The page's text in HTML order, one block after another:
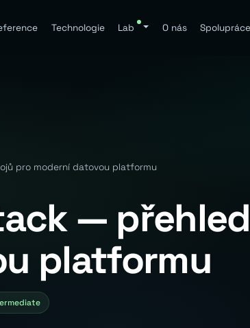
Technologie Lab O nás Spolupráce
pro moderní datovou platformu
—
platformu